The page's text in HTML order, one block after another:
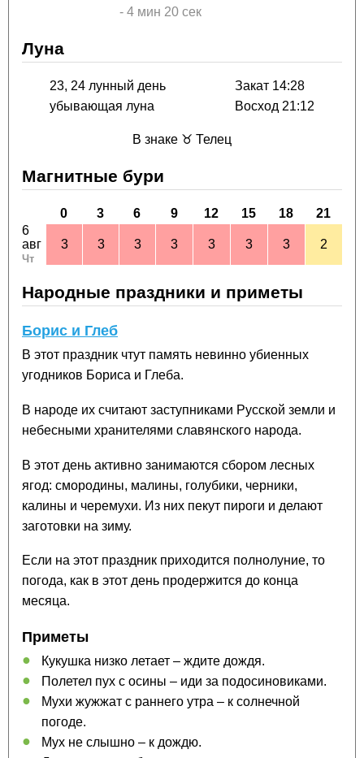
- 4 мин 20 сек
Луна
23, 24 лунный день
убывающая луна
Закат 14:28
Восход 21:12
В знаке ♉ Телец
Магнитные бури
0 3 6 9 12 15 18
21
6
авг
Чт
3 3 3 3 3 3 3 2
Народные праздники и приметы
Борис и Глеб
В этот праздник чтут память невинно убиенных
угодников Бориса и Глеба.
В народе их считают заступниками Русской земли и
небесными хранителями славянского народа.
В этот день активно занимаются сбором лесных
ягод: смородины, малины, голубики, черники,
калины и черемухи. Из них пекут пироги и делают
заготовки на зиму.
Если на этот праздник приходится полнолуние, то
погода, как в этот день продержится до конца
месяца.
Приметы
Кукушка низко летает – ждите дождя.
Полетел пух с осины – иди за подосиновиками.
Мухи жужжат с раннего утра – к солнечной
погоде.
Мух не слышно – к дождю.